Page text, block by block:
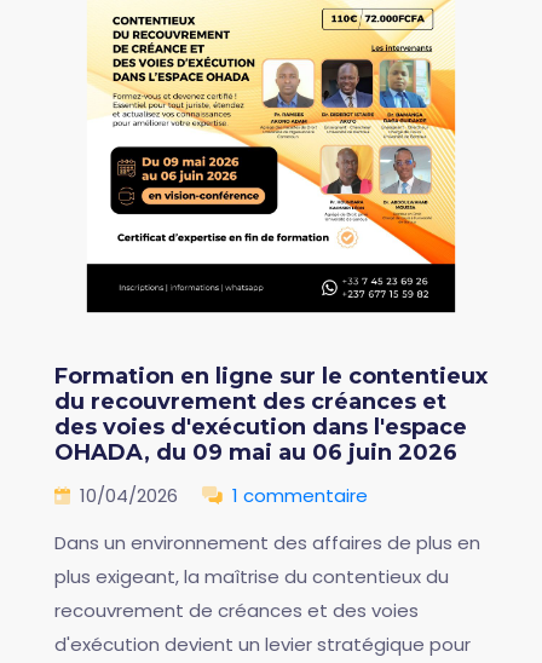
Formation en ligne sur le contentieux
du recouvrement des créances et
des voies d'exécution dans l'espace
OHADA, du 09 mai au 06 juin 2026
10/04/2026
1 commentaire
Dans un environnement des affaires de plus en
plus exigeant, la maîtrise du contentieux du
recouvrement de créances et des voies
d'exécution devient un levier stratégique pour